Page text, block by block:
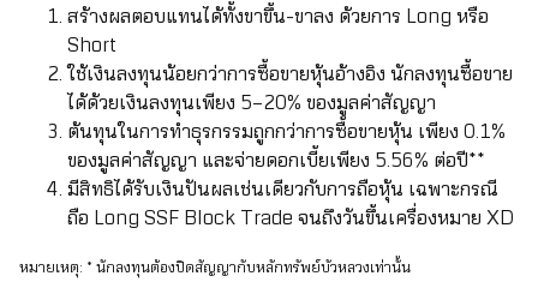
สร้างผลตอบแทนได้ทั้งขาขึ้น-ขาลง ด้วยการ Long หรือ
Short
ใช้เงินลงทุนน้อยกว่าการซื้อขายหุ้นอ้างอิง นักลงทุนซื้อขาย
ได้ด้วยเงินลงทุนเพียง 5–20% ของมูลค่าสัญญา
ต้นทุนในการทำธุรกรรมถูกกว่าการซื้อขายหุ้น เพียง 0.1%
ของมูลค่าสัญญา และจ่ายดอกเบี้ยเพียง 5.56% ต่อปี**
มีสิทธิได้รับเงินปันผลเช่นเดียวกับการถือหุ้น เฉพาะกรณี
ถือ Long SSF Block Trade จนถึงวันขึ้นเครื่องหมาย XD
หมายเหตุ: * นักลงทุนต้องปิดสัญญากับหลักทรัพย์บัวหลวงเท่านั้น